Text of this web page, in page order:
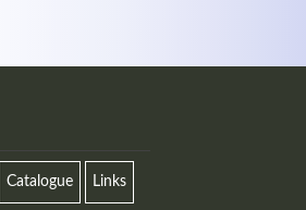
Catalogue Links